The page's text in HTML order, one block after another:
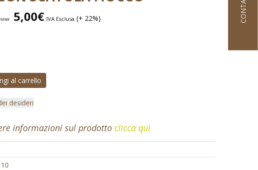
5,00€ IVA Esclusa (+ 22%)
al carrello
desideri
informazioni sul prodottoclicca qui